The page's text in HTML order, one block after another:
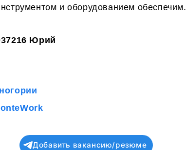
и оборудованием обеспечим.
Юрий
Добавить вакансию/резюме